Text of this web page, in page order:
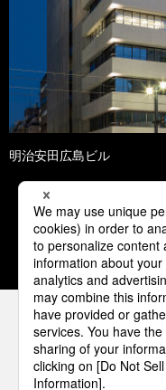
明治安田広島ビル
1 2
パナソニック